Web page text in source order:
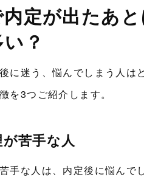
定が出たあ
？
に迷う、悩んでしまう人は
を3つご紹介します。
苦手な人
手な人は、内定後に悩んで